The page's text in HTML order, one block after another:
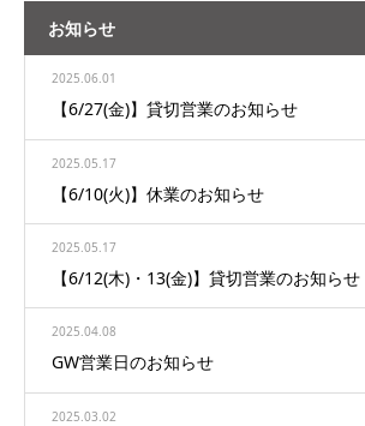
お知らせ
2025.06.01
【6/27(金)】貸切営業のお知らせ
2025.05.17
【6/10(火)】休業のお知らせ
2025.05.17
【6/12(木)・13(金)】貸切営業のお知らせ
2025.04.08
GW営業日のお知らせ
2025.03.02